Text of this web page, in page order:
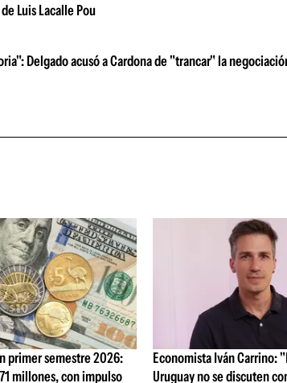
Luis Lacalle Pou
Delgado acusó a Cardona de "trancar" la
primer semestre 2026:
millones, con impulso
Economista Iván Carrino:
Uruguay no se discuten